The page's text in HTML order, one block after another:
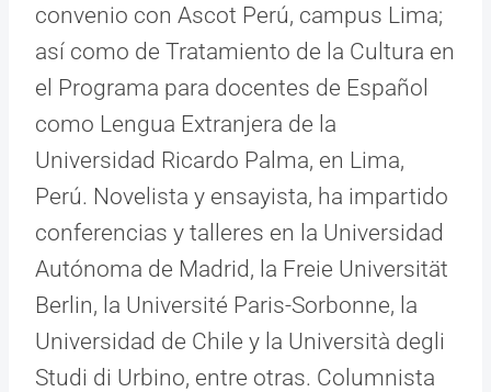
convenio con Ascot Perú, campus Lima;
así como de Tratamiento de la Cultura en
el Programa para docentes de Español
como Lengua Extranjera de la
Universidad Ricardo Palma, en Lima,
Perú. Novelista y ensayista, ha impartido
conferencias y talleres en la Universidad
Autónoma de Madrid, la Freie Universität
Berlin, la Université Paris-Sorbonne, la
Universidad de Chile y la Università degli
Studi di Urbino, entre otras. Columnista